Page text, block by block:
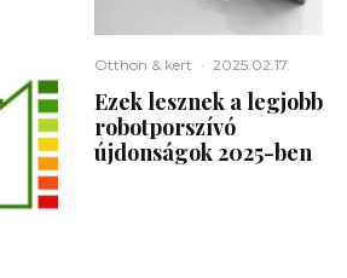
Otthon & kert · 2025.02.17.
Ezek lesznek a legjobb
robotporszívó
újdonságok 2025-ben